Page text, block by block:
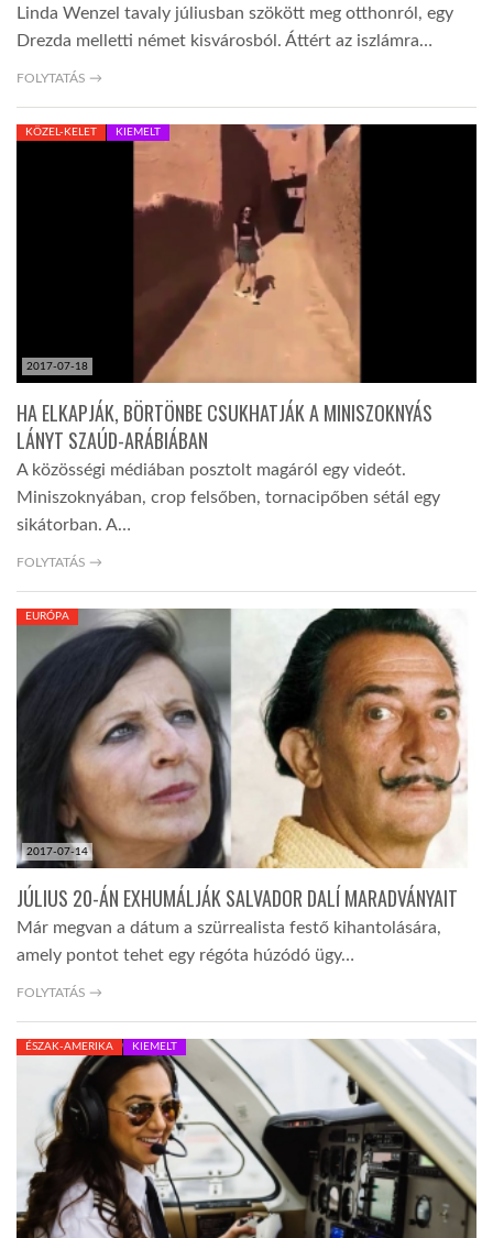
Linda Wenzel tavaly júliusban szökött meg otthonról, egy
Drezda melletti német kisvárosból. Áttért az iszlámra…
FOLYTATÁS →
2017-07-18
KÖZEL-KELET KIEMELT
HA ELKAPJÁK, BÖRTÖNBE CSUKHATJÁK A MINISZOKNYÁS
LÁNYT SZAÚD-ARÁBIÁBAN
A közösségi médiában posztolt magáról egy videót.
Miniszoknyában, crop felsőben, tornacipőben sétál egy
sikátorban. A…
FOLYTATÁS →
2017-07-14
EURÓPA
JÚLIUS 20-ÁN EXHUMÁLJÁK SALVADOR DALÍ MARADVÁNYAIT
Már megvan a dátum a szürrealista festő kihantolására,
amely pontot tehet egy régóta húzódó ügy…
FOLYTATÁS →
ÉSZAK-AMERIKA KIEMELT